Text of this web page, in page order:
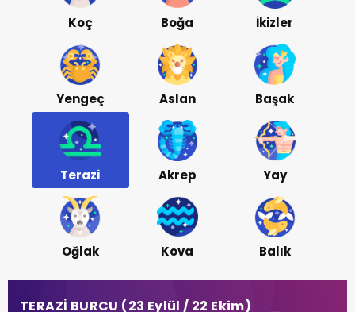
Koç Boğa İkizler
Yengeç Aslan Başak
Terazi Akrep Yay
Oğlak Kova Balık
TERAZİ BURCU (23 Eylül / 22 Ekim)